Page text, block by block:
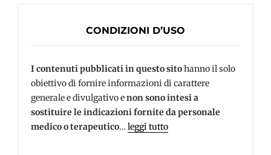
CONDIZIONI D’USO
I contenuti pubblicati in questo sitohanno il solo
obiettivo di fornire informazioni di carattere
generale e divulgativo enon sono intesi a
sostituire le indicazioni fornite da personale
medico o terapeutico…leggi tutto